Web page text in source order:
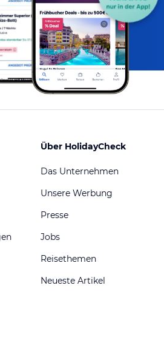
Über HolidayCheck
Das Unternehmen
Unsere Werbung
Presse
Jobs
Reisethemen
Neueste Artikel